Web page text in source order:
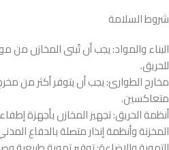
شروط السلامة
البناء والمواد: يجب أن تُبنى المخازن من
للحريق.
مخارج الطوارئ: يجب أن يتوفر أكثر من
متعاكسين.
أنظمة الحريق: تجهيز المخازن بأجهزة
المخزنة وأنظمة إنذار متصلة بالدفاع